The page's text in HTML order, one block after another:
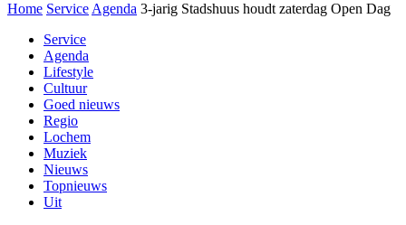
Home Service Agenda 3-jarig Stadshuus houdt zaterdag Open Dag
Service
Agenda
Lifestyle
Cultuur
Goed nieuws
Regio
Lochem
Muziek
Nieuws
Topnieuws
Uit